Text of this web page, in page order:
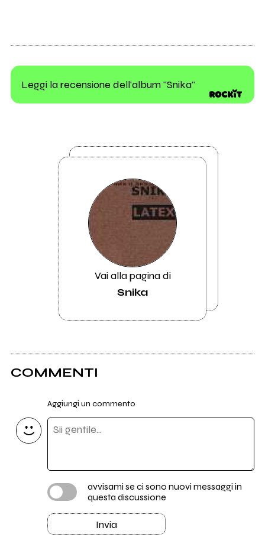
Leggi la recensione dell'album "Snika"
Vai alla pagina di
Snika
COMMENTI
Aggiungi un commento
avvisami se ci sono nuovi messaggi in
questa discussione
Invia